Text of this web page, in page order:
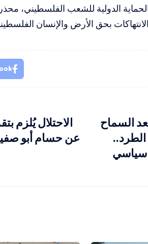
الدولية للشعب الفلسطيني،
بحق الأرض والإنسان
في مونديال 2026 بعد السماح
سياسي
الاحتلال يُلزم
عن حسام أبو صفية و14 طبيبًا